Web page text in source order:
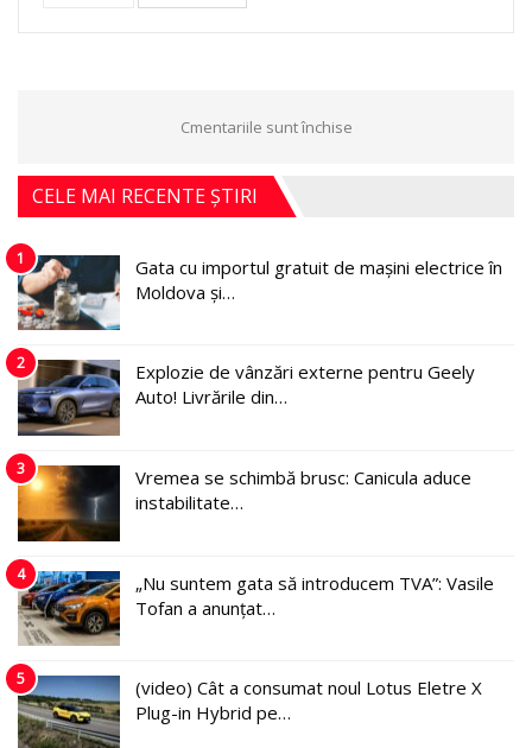
Cmentariile sunt închise
CELE MAI RECENTE ȘTIRI
1
Gata cu importul gratuit de mașini electrice în
Moldova și…
2
Explozie de vânzări externe pentru Geely
Auto! Livrările din…
3
Vremea se schimbă brusc: Canicula aduce
instabilitate…
4
„Nu suntem gata să introducem TVA”: Vasile
Tofan a anunțat…
5
(video) Cât a consumat noul Lotus Eletre X
Plug-in Hybrid pe…